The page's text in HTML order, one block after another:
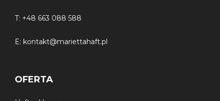
T: +48 663 088 588
E: kontakt@mariettahaft.pl
OFERTA